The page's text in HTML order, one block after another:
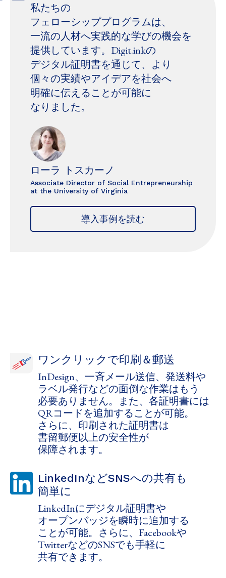
私たちの​
フェローシッププログラムは、​
一流の​人材へ​実践的な​学びの​機会を​
提供しています。​Digit.inkの​
デジタル証明書を​通じて、​より​
個々の​実績や​アイデアを​社会へ​
明確に​伝える​ことが​可能に​
なりました。
ローラ トスカーノ
Associate Director of Social Entrepreneurship
at the University of Virginia
導入事例を読む
ワンクリックで​印刷＆郵送
InDesign、​​​​一斉​メール送信、​​​​発送料や​​​​
ラベル発行などの​​​​面倒な​​​​作業は​​​​もう​​​​
必要​ありません。​​​​​また、​​​各証明書には​​​​​
QRコードを​​​​​追加する​​​​​ことが​​​​​可能。​​​
さらに、​​​​​印刷された​​​​​証明書は​​​​
書留郵便以上の​​​​​​​安全性が​​​​​
保障されます。
LinkedInなど​​​SNSへの​​​共有も​​​
簡単に
LinkedInに​​​デジタル証明書や​​​
オープンバッジを​​​瞬時に​​​追加する​​​
ことが​​​可能。​​​さらに、​​​Facebookや​​​
Twitterなどの​​​SNSでも​​​手軽に​​​
共有できます。